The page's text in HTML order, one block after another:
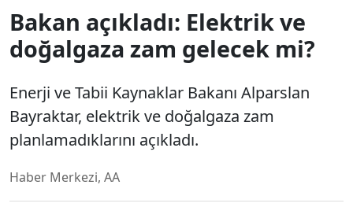
Bakan açıkladı: Elektrik ve
doğalgaza zam gelecek mi?
Enerji ve Tabii Kaynaklar Bakanı Alparslan
Bayraktar, elektrik ve doğalgaza zam
planlamadıklarını açıkladı.
Haber Merkezi, AA